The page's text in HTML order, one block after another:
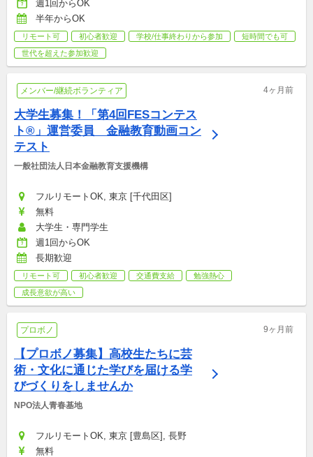
週1回からOK
半年からOK
リモート可 初心者歓迎 学校/仕事終わりから参加
短時間でも可
世代を超えた参加歓迎
メンバー/継続ボランティア 4ヶ月前
大学生募集！「第4回FESコンテス
ト®」運営委員　金融教育動画コン
テスト
一般社団法人日本金融教育支援機構
フルリモートOK, 東京 [千代田区]
無料
大学生・専門学生
週1回からOK
長期歓迎
リモート可 初心者歓迎 交通費支給
勉強熱心
成長意欲が高い
プロボノ 9ヶ月前
【プロボノ募集】高校生たちに芸
術・文化に通じた学びを届ける学
びづくりをしませんか
NPO法人青春基地
フルリモートOK, 東京 [豊島区], 長野
無料